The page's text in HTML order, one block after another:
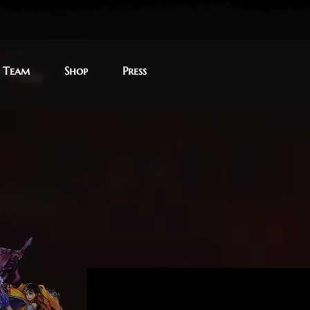
Team
Team Shop
Shop Press
Press